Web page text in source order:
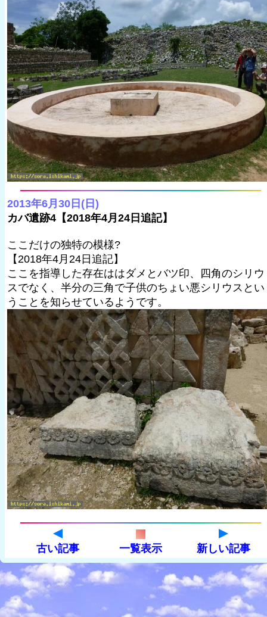
2013年6月30日(日)
カバ遺跡4【2018年4月24日追記】
ここだけの独特の模様?
【2018年4月24日追記】
ここを指導した存在ははダメとバツ印、四角のシリウ
スでなく、半分の三角で子供のちょい悪シリウスとい
うことを知らせているようです。
古い記事 一覧表示 新しい記事